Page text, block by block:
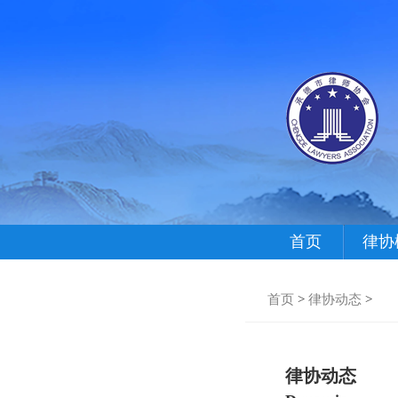
首页 律协
首页 > 律协动态 >
律协动态